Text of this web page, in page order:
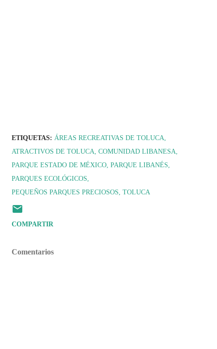
ETIQUETAS: ÁREAS RECREATIVAS DE TOLUCA
ATRACTIVOS DE TOLUCA COMUNIDAD LIBANESA
PARQUE ESTADO DE MÉXICO PARQUE LIBANÉS
PARQUES ECOLÓGICOS
PEQUEÑOS PARQUES PRECIOSOS TOLUCA
COMPARTIR
Comentarios